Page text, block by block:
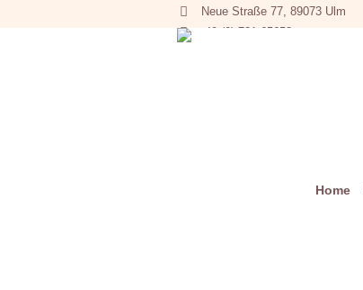
Neue Straße 77, 89073 Ulm
+49 (0) 731 65653
Home